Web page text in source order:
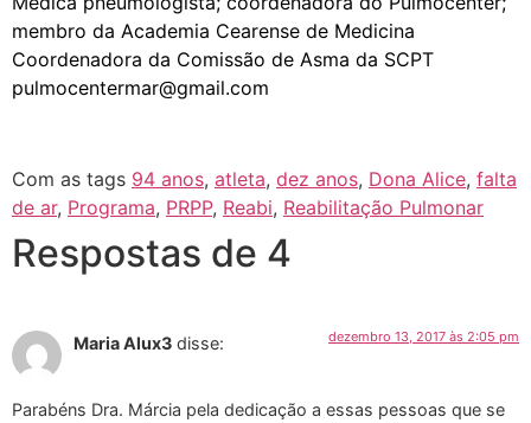
membro da Academia Cearense de Medicina
Coordenadora da Comissão de Asma da SCPT
pulmocentermar@gmail.com
Com as tags 94 anos, atleta, dez anos, Dona Alice, falta
de ar, Programa, PRPP, Reabi, Reabilitação Pulmonar
Respostas de 4
Maria Alux3 disse: dezembro 13, 2017 às 2:05 pm
Parabéns Dra. Márcia pela dedicação a essas pessoas que se